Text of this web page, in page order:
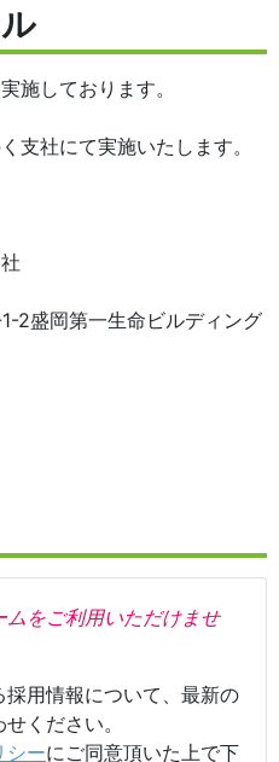
施しております。
支社にて実施いたします。
2盛岡第一生命ビルディング
をご利用いただけませ
用情報について、最新の
ください。
シーにご同意頂いた上で下